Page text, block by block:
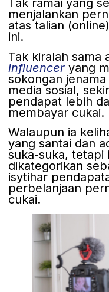
Tak ramai yang
menjalankan
atas talian
ini.
Tak kiralah sama
influencer yang
sokongan
media sosial,
pendapat lebih
membayar cukai.
Walaupun ia
yang santai dan
suka-suka, tetapi
dikategorikan
isytihar
perbelanjaan
cukai.